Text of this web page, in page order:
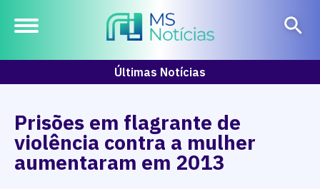
Últimas Notícias
Prisões em flagrante de
violência contra a mulher
aumentaram em 2013